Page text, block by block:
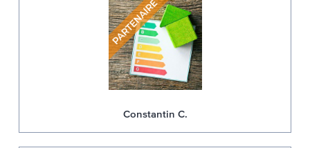
Constantin C.